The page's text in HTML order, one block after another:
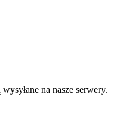
na nasze serwery.